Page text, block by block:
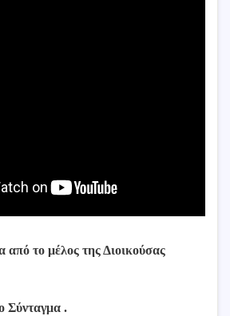
από το μέλος της Διοικούσας
Σύνταγμα .